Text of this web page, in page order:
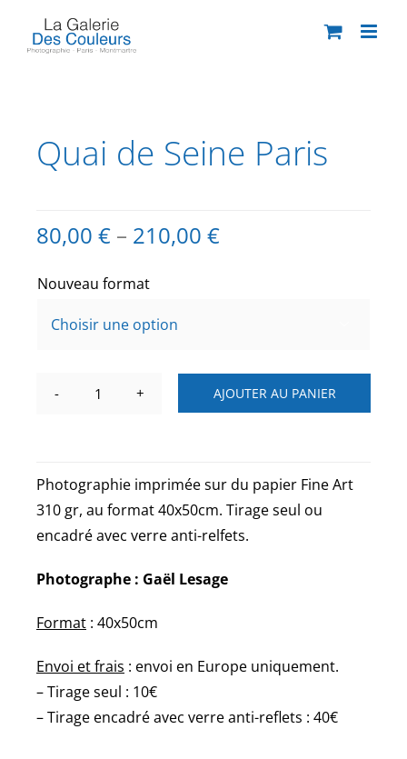
Quai de Seine Paris
80,00 €– 210,00 €
Nouveau format
quantité
de
Seine
AJOUTER AU PANIER
Photographie imprimée sur du papier Fine Art
310 gr, au format 40x50cm. Tirage seul ou
encadré avec verre anti-relfets.
Photographe : Gaël Lesage
Format: 40x50cm
Envoi et frais : envoi en Europe uniquement.
– Tirage seul : 10€
– Tirage encadré avec verre anti-reflets : 40€